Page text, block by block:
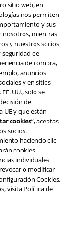
sitio web, en
nos permiten
y sus
nosotros, mientras
y nuestros socios
seguridad de
de compra,
anuncios
y en sitios
UU., solo se
de
UE y que están
cookies”, aceptas
socios.
haciendo clic
cookies
individuales
o modificar
Cookies.
visita Política de